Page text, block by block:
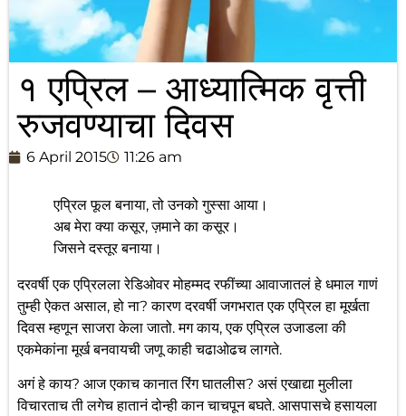
१ एप्रिल – आध्यात्मिक वृत्ती
रुजवण्याचा दिवस
6 April 2015 11:26 am
एप्रिल फूल बनाया, तो उनको गुस्सा आया।
अब मेरा क्या कसूर, ज़माने का कसूर।
जिसने दस्तूर बनाया।
दरवर्षी एक एप्रिलला रेडिओवर मोहम्मद रफींच्या आवाजातलं हे धमाल गाणं
तुम्ही ऐकत असाल, हो ना? कारण दरवर्षी जगभरात एक एप्रिल हा मूर्खता
दिवस म्हणून साजरा केला जातो. मग काय, एक एप्रिल उजाडला की
एकमेकांना मूर्ख बनवायची जणू काही चढाओढच लागते.
अगं हे काय? आज एकाच कानात रिंग घातलीस? असं एखाद्या मुलीला
विचारताच ती लगेच हातानं दोन्ही कान चाचपून बघते. आसपासचे हसायला